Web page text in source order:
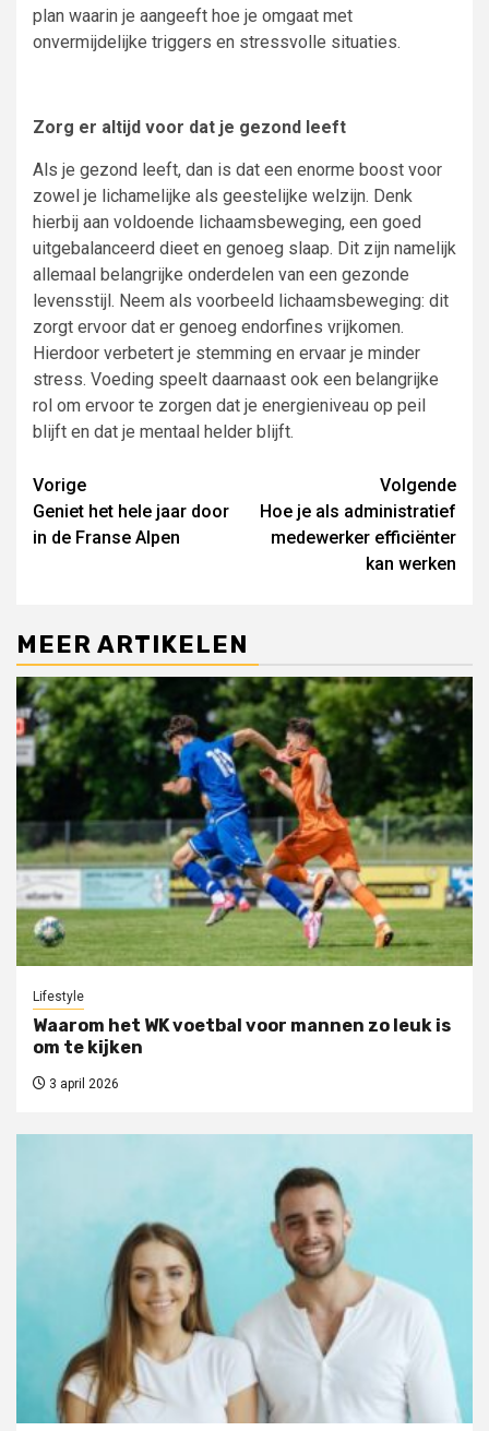
plan waarin je aangeeft hoe je omgaat met
onvermijdelijke triggers en stressvolle situaties.
Zorg er altijd voor dat je gezond leeft
Als je gezond leeft, dan is dat een enorme boost voor
zowel je lichamelijke als geestelijke welzijn. Denk
hierbij aan voldoende lichaamsbeweging, een goed
uitgebalanceerd dieet en genoeg slaap. Dit zijn namelijk
allemaal belangrijke onderdelen van een gezonde
levensstijl. Neem als voorbeeld lichaamsbeweging: dit
zorgt ervoor dat er genoeg endorfines vrijkomen.
Hierdoor verbetert je stemming en ervaar je minder
stress. Voeding speelt daarnaast ook een belangrijke
rol om ervoor te zorgen dat je energieniveau op peil
blijft en dat je mentaal helder blijft.
Lees
verder
Vorige
Geniet het hele jaar door
in de Franse Alpen
Volgende
Hoe je als administratief
medewerker efficiënter
kan werken
MEER ARTIKELEN
Lifestyle
Waarom het WK voetbal voor mannen zo leuk is
om te kijken
3 april 2026